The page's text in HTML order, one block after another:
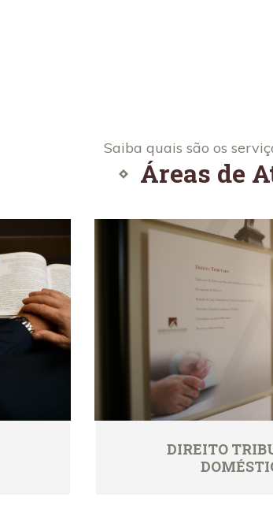
Saiba quais são os
Áreas de
DIREITO